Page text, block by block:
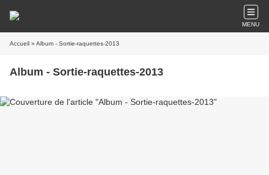
MENU
Accueil » Album - Sortie-raquettes-2013
Album - Sortie-raquettes-2013